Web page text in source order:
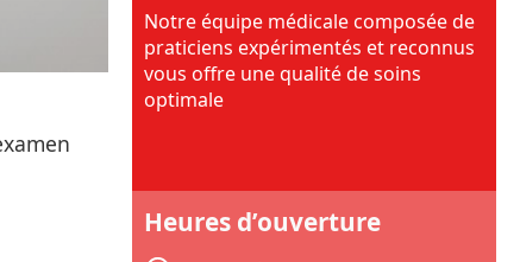
Notre équipe médicale composée de
praticiens expérimentés et reconnus
vous offre une qualité de soins
optimale
Heures d’ouverture